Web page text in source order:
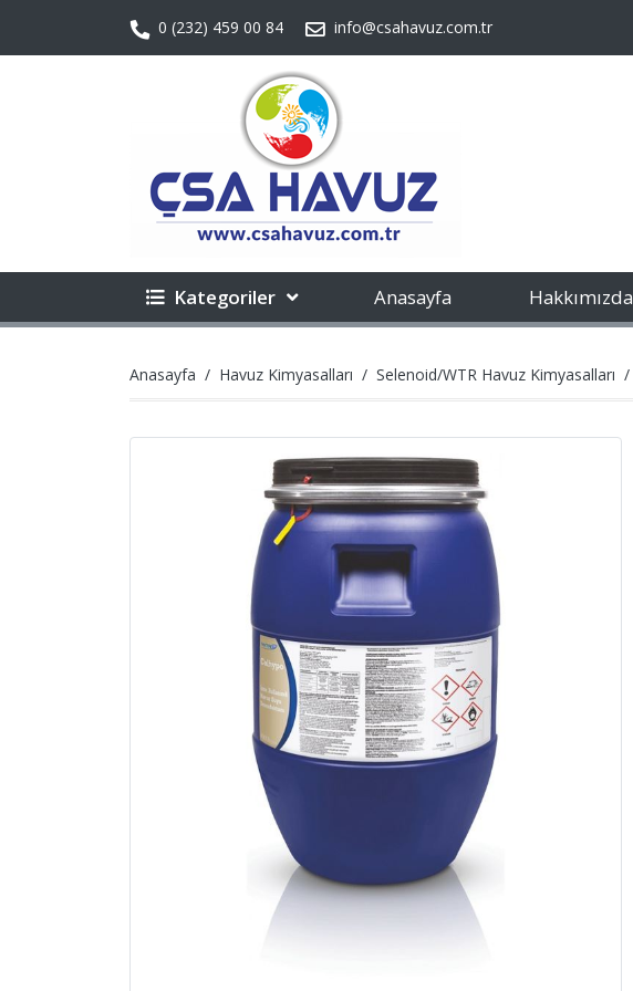
0 (232) 459 00 84 info@csahavuz.com.tr
Kategoriler Anasayfa Hakkımızda
Anasayfa Havuz Kimyasalları Selenoid/WTR Havuz Kimyasalları